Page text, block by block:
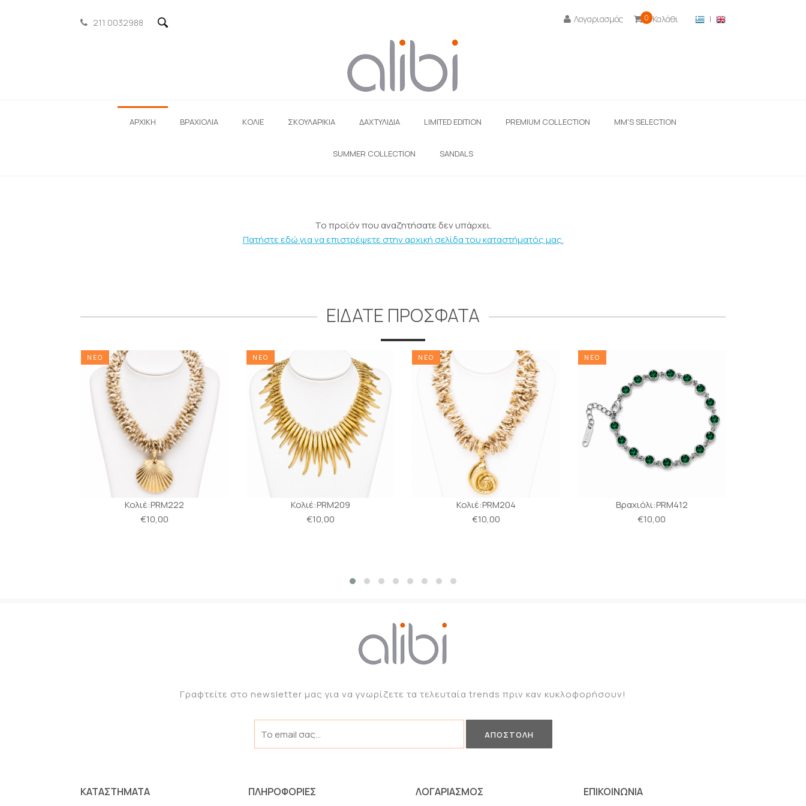
211 0032988 Λογαριασμός  0 Καλάθι |
ΑΡΧΙΚΗ ΒΡΑΧΙΟΛΙΑ ΚΟΛΙΕ ΣΚΟΥΛΑΡΊΚΙΑ ΔΑΧΤΥΛΙΔΙΑ LIMITED EDITION PREMIUM COLLECTION ΜΜ'S SELECTION
SUMMER COLLECTION SANDALS
Το προϊόν που αναζητήσατε δεν υπάρχει.
Πατήστε εδώ για να επιστρέψετε στην αρχική σελίδα του καταστήματός μας.
ΕΙΔΑΤΕ ΠΡΟΣΦΑΤΑ
ΝΕΟ
Κολιέ:PRM222
€10,00
ΝΕΟ
Κολιέ:PRM209
€10,00
ΝΕΟ
Κολιέ:PRM204
€10,00
ΝΕΟ
Βραχιόλι:PRM412
€10,00
Γραφτείτε στο newsletter μας για να γνωρίζετε τα τελευταία trends πριν καν κυκλοφορήσουν!
ΚΑΤΑΣΤΗΜΑΤΑ ΠΛΗΡΟΦΟΡΙΕΣ ΛΟΓΑΡΙΑΣΜΟΣ ΕΠΙΚΟΙΝΩΝΙΑ